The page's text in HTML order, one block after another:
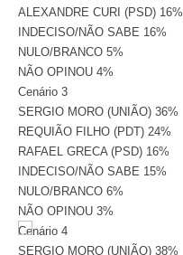
ALEXANDRE CURI (PSD) 16%
INDECISO/NÃO SABE 16%
NULO/BRANCO 5%
NÃO OPINOU 4%
Cenário 3
SERGIO MORO (UNIÃO) 36%
REQUIÃO FILHO (PDT) 24%
RAFAEL GRECA (PSD) 16%
INDECISO/NÃO SABE 15%
NULO/BRANCO 6%
NÃO OPINOU 3%
Cenário 4
SERGIO MORO (UNIÃO) 38%